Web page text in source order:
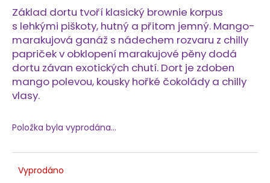
Základ dortu tvoří klasický brownie korpus
s lehkými piškoty, hutný a přitom jemný. Mango-
marakujová ganáž s nádechem rozvaru z chilly
papriček v obklopení marakujové pěny dodá
dortu závan exotických chutí. Dort je zdoben
mango polevou, kousky hořké čokolády a chilly
vlasy.
Položka byla vyprodána…
Vyprodáno
HLEDAT
D
o
o
u
č